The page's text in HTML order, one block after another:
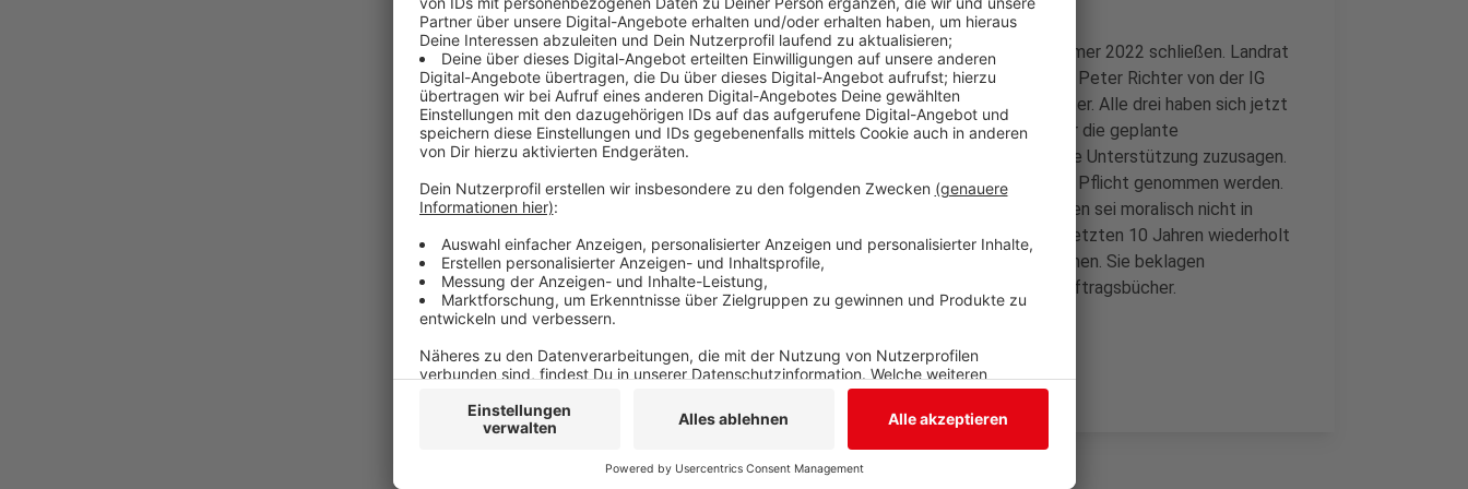
Das Unternehmen „Benteler“ will sein Werk in Weidenau zum Sommer 2022 schließen. Landrat
Andreas Müller, der Bundestagsabgeordnete Volkmar Klein sowie Peter Richter von der IG
Metall sprechen von einem „Schlag ins Gesicht“ der 270 Mitarbeiter. Alle drei haben sich jetzt
mit Betriebsräten vor Ort getroffen, um sich aus erster Hand über die geplante
Werksschließung informieren zu lassen und den Beschäftigten ihre Unterstützung zuzusagen.
Müller, Klein und Richter finden, der Eigentümer müsse jetzt in die Pflicht genommen werden.
Das Verhalten der Eigentümerfamilie gegenüber den Beschäftigten sei moralisch nicht in
Ordnung. Die 270 Benteler-Mitarbeiter in Weidenau haben in den letzten 10 Jahren wiederholt
Abstriche beim Lohn oder tariflichen Zusatzleistungen hingenommen. Sie beklagen
Managementfehler – vergleichbare Unternehmen hätten volle Auftragsbücher.